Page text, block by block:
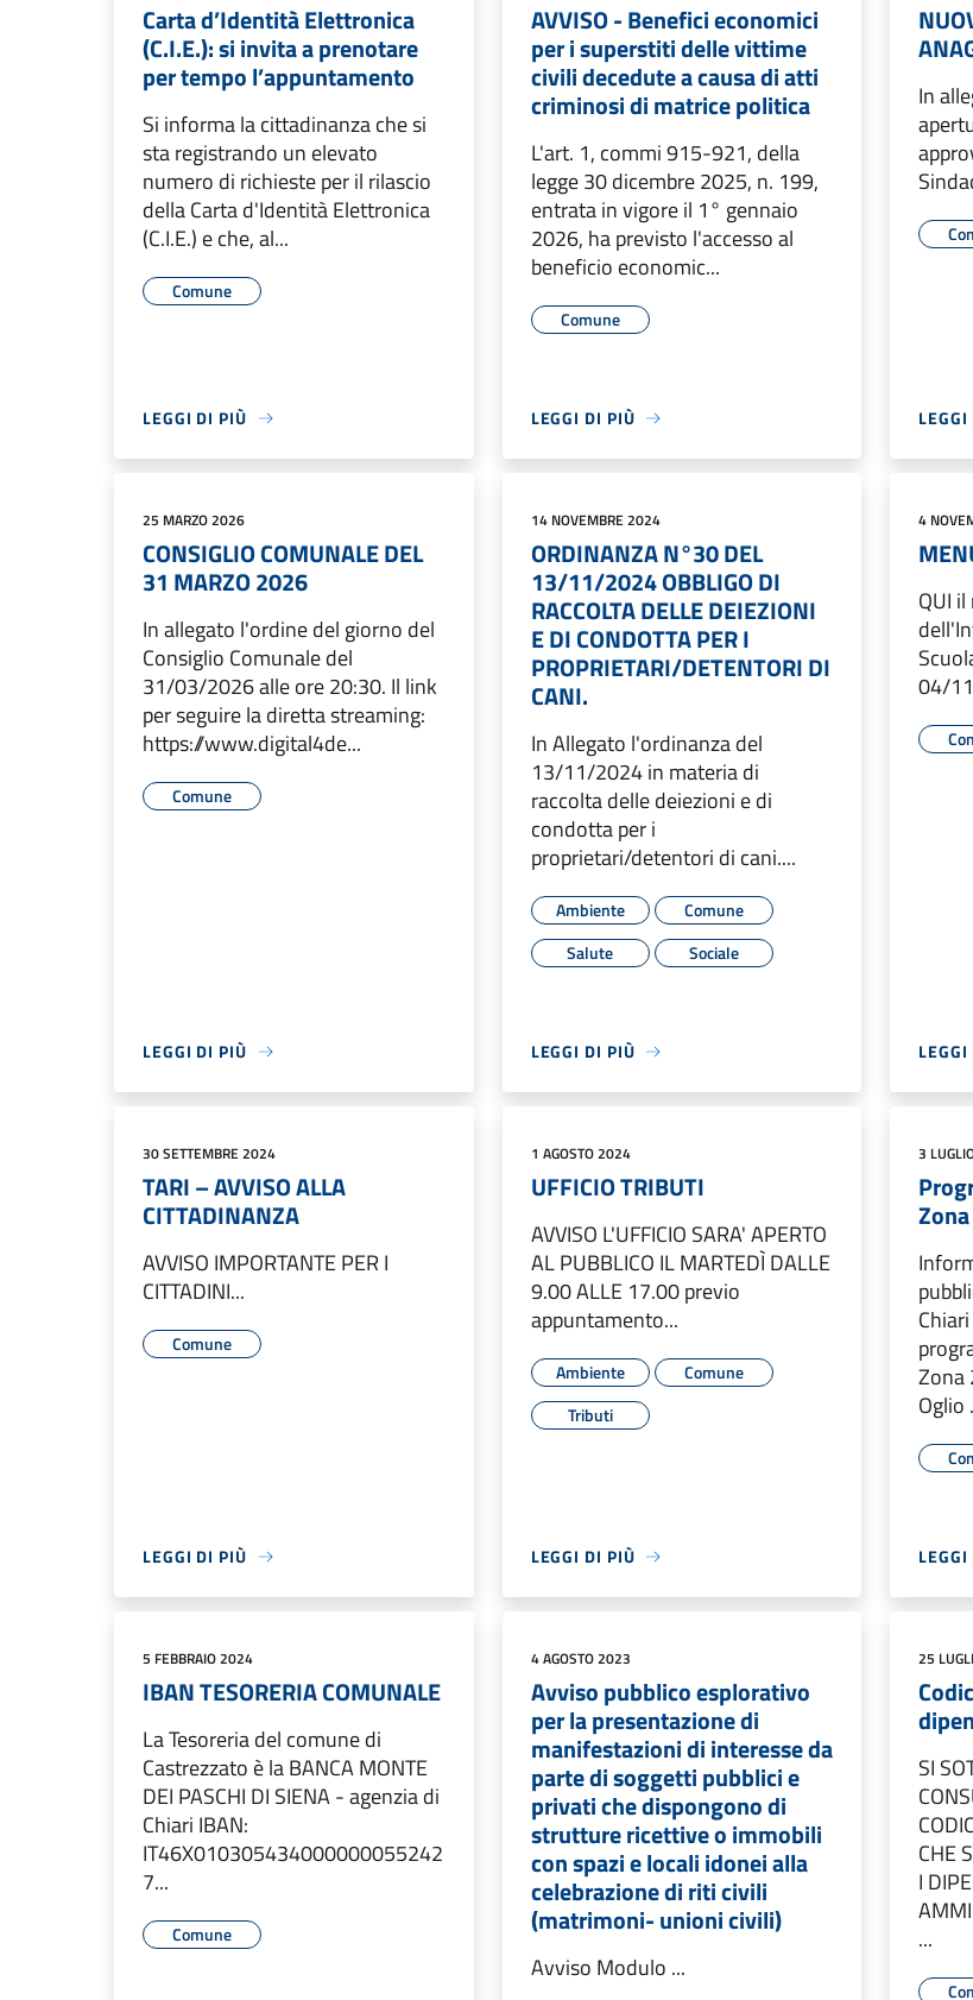
Carta d’Identità Elettronica
(C.I.E.): si invita a prenotare
per tempo l’appuntamento
Si informa la cittadinanza che si
sta registrando un elevato
numero di richieste per il rilascio
della Carta d'Identità Elettronica
(C.I.E.) e che, al...
Comune
LEGGI DI PIÙ
AVVISO - Benefici economici
per i superstiti delle vittime
civili decedute a causa di atti
criminosi di matrice politica
L'art. 1, commi 915-921, della
legge 30 dicembre 2025, n. 199,
entrata in vigore il 1° gennaio
2026, ha previsto l'accesso al
beneficio economic...
Comune
LEGGI DI PIÙ
In
25 MARZO 2026
CONSIGLIO COMUNALE DEL
31 MARZO 2026
In allegato l'ordine del giorno del
Consiglio Comunale del
31/03/2026 alle ore 20:30. Il link
per seguire la diretta streaming:
https://www.digital4de...
Comune
LEGGI DI PIÙ
14 NOVEMBRE 2024
ORDINANZA N°30 DEL
13/11/2024 OBBLIGO DI
RACCOLTA DELLE DEIEZIONI
E DI CONDOTTA PER I
PROPRIETARI/DETENTORI DI
CANI.
In Allegato l'ordinanza del
13/11/2024 in materia di
raccolta delle deiezioni e di
condotta per i
proprietari/detentori di cani....
Ambiente
Comune
Salute
Sociale
LEGGI DI PIÙ
4
QUI
04/
30 SETTEMBRE 2024
TARI – AVVISO ALLA
CITTADINANZA
AVVISO IMPORTANTE PER I
CITTADINI...
Comune
LEGGI DI PIÙ
1 AGOSTO 2024
UFFICIO TRIBUTI
AVVISO L'UFFICIO SARA' APERTO
AL PUBBLICO IL MARTEDÌ DALLE
9.00 ALLE 17.00 previo
appuntamento...
Ambiente
Comune
Tributi
LEGGI DI PIÙ
3
Zona
Oglio
5 FEBBRAIO 2024
IBAN TESORERIA COMUNALE
La Tesoreria del comune di
Castrezzato è la BANCA MONTE
DEI PASCHI DI SIENA - agenzia di
Chiari IBAN:
IT46X010305434000000055242
7...
Comune
4 AGOSTO 2023
Avviso pubblico esplorativo
per la presentazione di
manifestazioni di interesse da
parte di soggetti pubblici e
privati che dispongono di
strutture ricettive o immobili
con spazi e locali idonei alla
celebrazione di riti civili
(matrimoni- unioni civili)
Avviso Modulo ...
25
SI
CHE
I
...